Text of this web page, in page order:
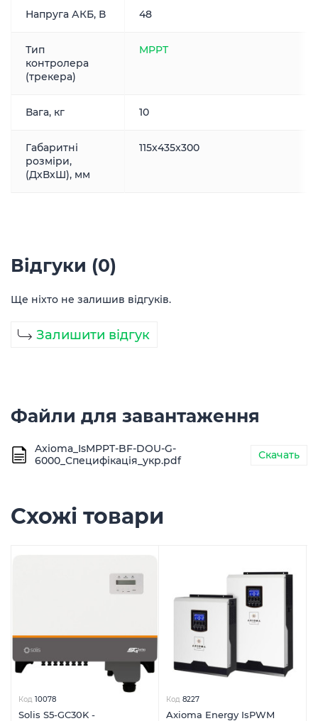
Напруга АКБ, В 48
Тип
контролера
(трекера)
MPPT
Вага, кг 10
Габаритні
розміри,
(ДxВxШ), мм
115x435x300
Відгуки (0)
Ще ніхто не залишив відгуків.
Залишити відгук
Файли для завантаження
Axioma_IsMPPT-BF-DOU-G-
6000_Специфікація_укр.pdf
Скачать
Схожі товари
Код 10078
Solis S5-GC30K -
Код 8227
Axioma Energy IsPWM